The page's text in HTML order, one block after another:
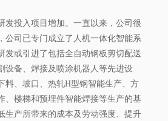
投入项目增加。一直以来，公司很
公司已专门成立了人机一体化智能系
发或引进了包括全自动钢板剪切配送
设备、焊接及喷涂机器人等先进设
料、坡口、热轧H型钢智能生产、方
、楼梯和预埋件智能焊接等生产的基
生产所带来的成本及劳动强度、提升